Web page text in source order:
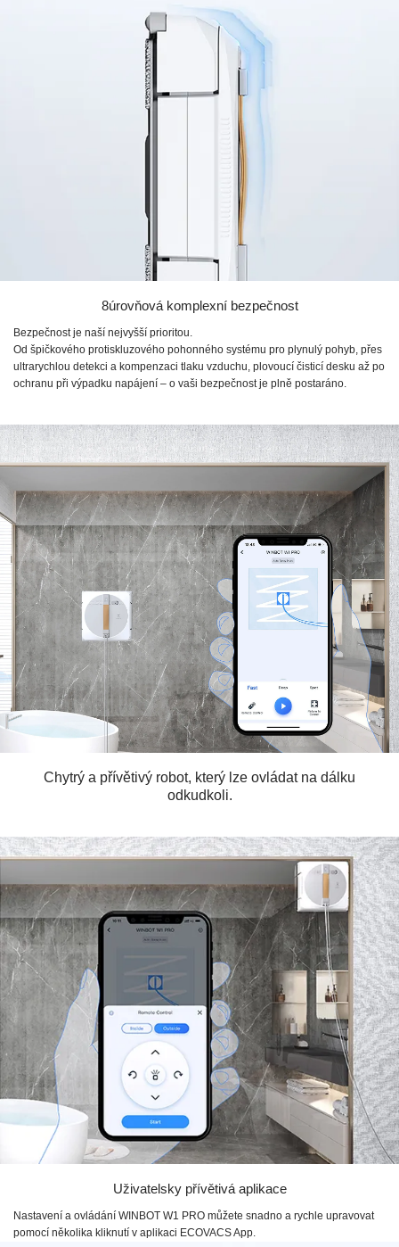
8úrovňová komplexní bezpečnost
Bezpečnost je naší nejvyšší prioritou.
Od špičkového protiskluzového pohonného systému pro plynulý pohyb, přes
ultrarychlou detekci a kompenzaci tlaku vzduchu, plovoucí čisticí desku až po
ochranu při výpadku napájení – o vaši bezpečnost je plně postaráno.
Chytrý a přívětivý robot, který lze ovládat na dálku
odkudkoli.
Uživatelsky přívětivá aplikace
Nastavení a ovládání WINBOT W1 PRO můžete snadno a rychle upravovat
pomocí několika kliknutí v aplikaci ECOVACS App.